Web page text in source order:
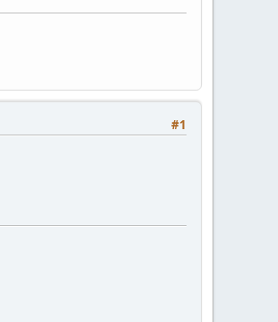
#1